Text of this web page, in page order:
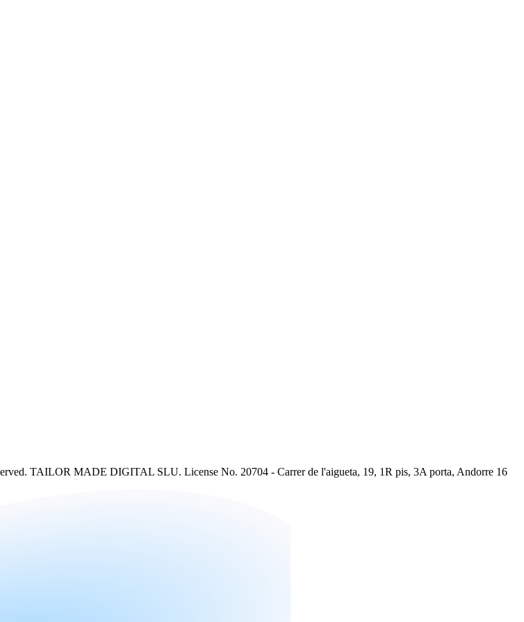
TAILOR MADE DIGITAL SLU. License No. 20704 - Carrer de l'aigueta, 19, 1R pis, 3A porta, Andorre 16